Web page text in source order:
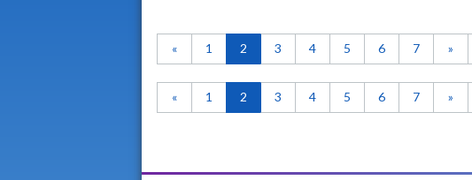
« 1 2 3 4 5 6 7 »
« 1 2 3 4 5 6 7 »